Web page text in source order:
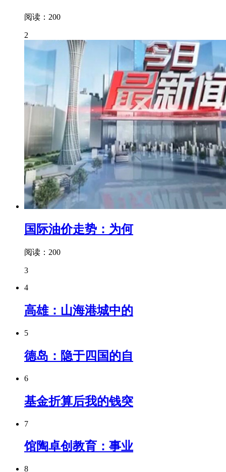
阅读：200
2
国际油价走势：为何
阅读：200
3
4
高雄：山海港城中的
5
德岛：隐于四国的自
6
基金折算后我的钱突
7
馆陶卓创教育：事业
8